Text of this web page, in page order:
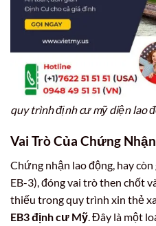
quy trình định cư mỹ diện lao
Vai Trò Của Chứng
Chứng nhận lao động, hay
EB-3), đóng vai trò then chốt
thiếu trong quy trình xin thẻ
EB3 định cư Mỹ . Đây là một